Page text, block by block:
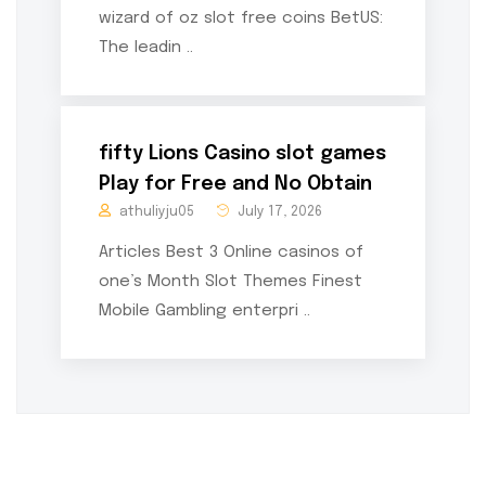
wizard of oz slot free coins BetUS:
The leadin ..
fifty Lions Casino slot games
Play for Free and No Obtain
athuliyju05 July 17, 2026
Articles Best 3 Online casinos of
one’s Month Slot Themes Finest
Mobile Gambling enterpri ..